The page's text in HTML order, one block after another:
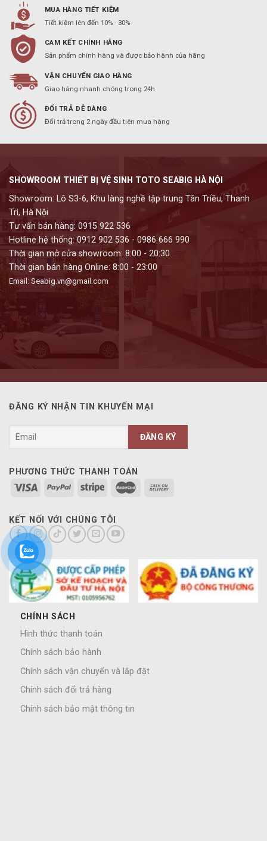
MUA HÀNG TIẾT KIỆM
Tiết kiệm lên đến 10% - 30%
CAM KẾT CHÍNH HÃNG
Sản phẩm chính hàng và được bảo hành của hãng
VẬN CHUYỂN GIAO HÀNG
Giao hàng nhanh chóng trong 24h
ĐỔI TRẢ DỄ DÀNG
Đổi trả trong 2 ngày đầu tiên mua hàng
SHOWROOM THIẾT BỊ VỆ SINH TOTO SEABIG HÀ NỘI
Showroom: Lô S3-6, Khu làng nghề tập trung Tân Triều, Thanh
Trì, Hà Nội
Tư vấn bán hàng: 0915 922 536
Hotline hệ thống: 0912 902 536 - 0986 666 990
Thời gian mở cửa showroom: 8:00 - 20:30
Thời gian bán hàng Online: 8:00 - 23:00
Email: Seabig.vn@gmail.com
ĐĂNG KÝ NHẬN TIN KHUYẾN MẠI
PHƯƠNG THỨC THANH TOÁN
KẾT NỐI VỚI CHÚNG TÔI
CHÍNH SÁCH
Hình thức thanh toán
Chính sách bảo hành
Chính sách vận chuyển và lắp đặt
Chính sách đổi trả hàng
Chính sách bảo mật thông tin